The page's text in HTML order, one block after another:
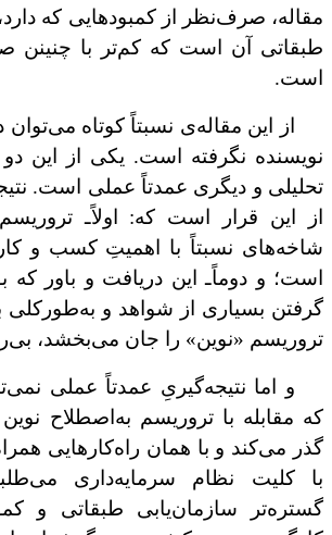
مقاله، صرف‌نظر از کمبودهایی که
طبقاتی آن است که کم‌تر با چنینن
است.
از این مقاله‌ی نسبتاً کوتاه
نویسنده نگرفته است. یکی از این دو
تحلیلی و دیگری عمدتاً عملی است.
از این قرار است که: اولاً‌ـ
شاخه‌های نسبتاً با اهمیتِ کسب و کار
است؛ و دوماً‌ـ این دریافت و باور که
گرفتن بسیاری از شواهد و به‌طورکلی
تروریسم «نوین» را جان می‌بخشد،
و اما نتیجه‌گیریِ عمدتاً عملی
که مقابله با تروریسم به‌اصطلاح
گذر می‌کند و با همان راه‌کارهایی
با کلیت نظام سرمایه‌داری
گستره‌تر سازمان‌یابی طبقاتی و